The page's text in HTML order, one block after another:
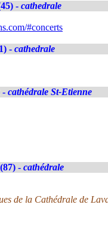
- cathedrale
#concerts
- cathedrale
- cathédrale St-Etienne
- cathédrale
de la Cathédrale de